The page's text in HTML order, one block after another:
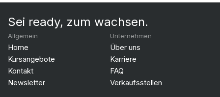
Sei ready, zum wachsen.
Allgemein
Home
Kursangebote
Kontakt
Newsletter
Unternehmen
Über uns
Karriere
FAQ
Verkaufsstellen